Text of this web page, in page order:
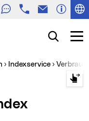
TelefonE-Mail
Suche
Indexservice